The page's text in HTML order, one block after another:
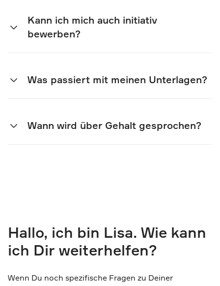
Kann ich mich auch initiativ
bewerben?
Was passiert mit meinen Unterlagen?
Wann wird über Gehalt gesprochen?
Hallo, ich bin Lisa. Wie kann
ich Dir weiterhelfen?
Wenn Du noch spezifische Fragen zu Deiner